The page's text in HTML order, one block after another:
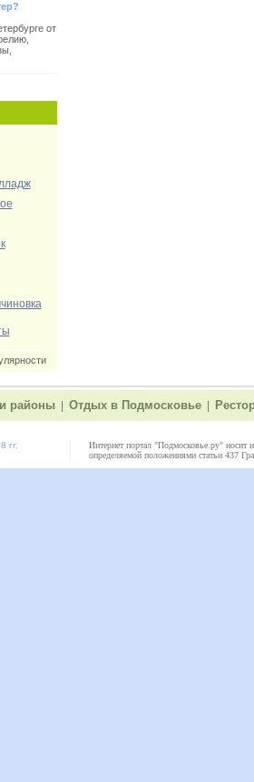
от
районы Отдых в Подмосковье
гг.
Интернет портал "Подмосковье.ру" носит
определяемой положениями статьи 437